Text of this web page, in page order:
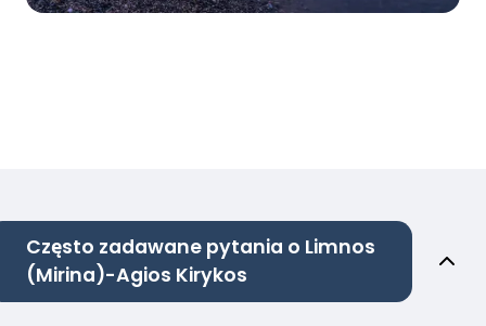
Często zadawane pytania o Limnos
(Mirina)-Agios Kirykos